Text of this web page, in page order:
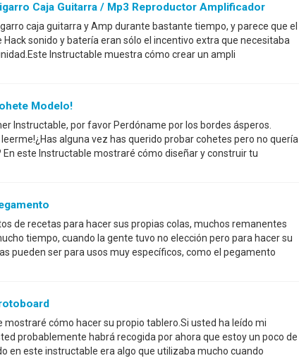
Caja Guitarra / Mp3 Reproductor Amplificador
caja guitarra y Amp durante bastante tiempo, y parece que el
sonido y batería eran sólo el incentivo extra que necesitaba
Instructable muestra cómo crear un ampli
Modelo!
Instructable, por favor Perdóname por los bordes ásperos.
alguna vez has querido probar cohetes pero no quería
En este Instructable mostraré cómo diseñar y construir tu
de recetas para hacer sus propias colas, muchos remanentes
tiempo, cuando la gente tuvo no elección pero para hacer su
pueden ser para usos muy específicos, como el pegamento
mostraré cómo hacer su propio tablero.Si usted ha leído mi
probablemente habrá recogida por ahora que estoy un poco de
en este instructable era algo que utilizaba mucho cuando